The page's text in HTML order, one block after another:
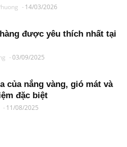
- 14/03/2026
được yêu thích nhất tại
-03/09/2025
của nắng vàng, gió mát và
đặc biệt
- 11/08/2025